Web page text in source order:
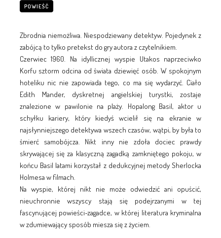
POWIEŚĆ
Zbrodnia niemożliwa. Niespodziewany detektyw. Pojedynek z
zabójcą to tylko pretekst do gry autora z czytelnikiem.
Czerwiec 1960. Na idyllicznej wyspie Utakos naprzeciwko
Korfu sztorm odcina od świata dziewięć osób. W spokojnym
hoteliku nic nie zapowiada tego, co ma się wydarzyć. Ciało
Edith Mander, dyskretnej angielskiej turystki, zostaje
znalezione w pawilonie na plaży. Hopalong Basil, aktor u
schyłku kariery, który kiedyś wcielił się na ekranie w
najsłynniejszego detektywa wszech czasów, wątpi, by była to
śmierć samobójcza. Nikt inny nie zdoła dociec prawdy
skrywającej się za klasyczną zagadką zamkniętego pokoju, w
końcu Basil latami korzystał z dedukcyjnej metody Sherlocka
Holmesa w filmach.
Na wyspie, której nikt nie może odwiedzić ani opuścić,
nieuchronnie wszyscy stają się podejrzanymi w tej
fascynującej powieści-zagadce, w której literatura kryminalna
w zdumiewający sposób miesza się z życiem.